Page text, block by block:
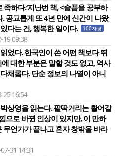
하다.‘지난번 책, <슬픔을 공부하
공교롭게 또 4년 만에 신간이 나왔
다는 건, 행복한 일이다.
100자평
19 09:38
었다. 한국인이 쓴 어떤 책보다 뛰
대한 부분은 말할 것도 없고, 역사
채롭다. 단순 정보의 나열이 아니
25 16:54
상영을 읽는다. 팔딱거리는 활어같
으로 바뀐 인상이 있지만, 이 만하
무언가가 끝나고 혼자 창밖을 바라
31 14:31